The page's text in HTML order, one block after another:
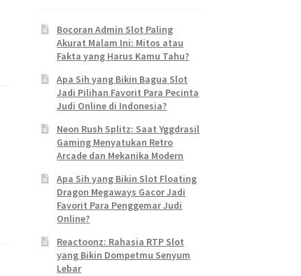
Bocoran Admin Slot Paling
Akurat Malam Ini: Mitos atau
Fakta yang Harus Kamu Tahu?
Apa Sih yang Bikin Bagua Slot
Jadi Pilihan Favorit Para Pecinta
Judi Online di Indonesia?
Neon Rush Splitz: Saat Yggdrasil
Gaming Menyatukan Retro
Arcade dan Mekanika Modern
Apa Sih yang Bikin Slot Floating
Dragon Megaways Gacor Jadi
Favorit Para Penggemar Judi
Online?
Reactoonz: Rahasia RTP Slot
yang Bikin Dompetmu Senyum
Lebar